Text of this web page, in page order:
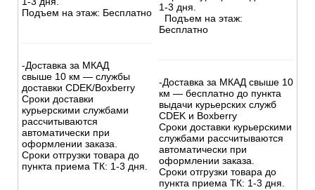
Подъем на этаж: Бесплатно
-Доставка за МКАД
свыше 10 км — службы
доставки CDEK/Boxberry
Сроки доставки
курьерскими службами
рассчитываются
автоматически при
оформлении заказа.
Сроки отгрузки товара до
пункта приема ТК: 1-3 дня.
1-3 дня.
Подъем на этаж:
Бесплатно
-Доставка за МКАД свыше 10
км — бесплатно до пункта
выдачи курьерских служб
CDEK и Boxberry
Сроки доставки курьерскими
службами рассчитываются
автоматически при
оформлении заказа.
Сроки отгрузки товара до
пункта приема ТК: 1-3 дня.